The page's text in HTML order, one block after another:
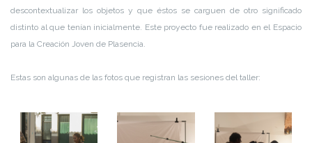
descontextualizar los objetos y que éstos se carguen de otro significado
distinto al que tenían inicialmente. Este proyecto fue realizado en el Espacio
para la Creación Joven de Plasencia.
Estas son algunas de las fotos que registran las sesiones del taller: